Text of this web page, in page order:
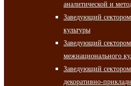
аналитической и
Заведующий
культуры
Заведующий
межнационального
Заведующий
декоративно-